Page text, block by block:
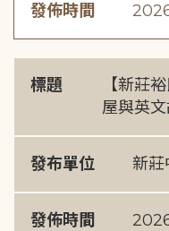
發佈時間
標題
【新莊
屋與英
發布單位 新莊
發佈時間